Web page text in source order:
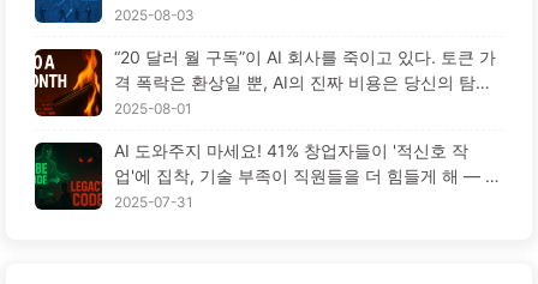
2025-08-03
“20 달러 월 구독”이 AI 회사를 죽이고 있다. 토큰 가
격 폭락은 환상일 뿐, AI의 진짜 비용은 당신의 탐욕
이다 — 천천히 배우는 AI164
2025-08-01
AI 도와주지 마세요! 41% 창업자들이 '적신호 작
업'에 집착, 기술 부족이 직원들을 더 힘들게 해 — 천
천히 배우는 AI163
2025-07-31